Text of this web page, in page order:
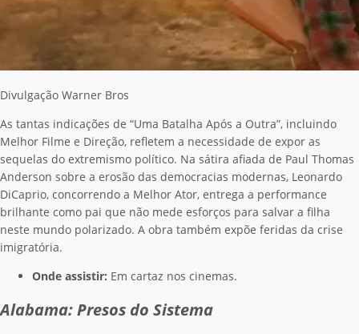
Divulgação Warner Bros
As tantas indicações de “Uma Batalha Após a Outra”, incluindo
Melhor Filme e Direção, refletem a necessidade de expor as
sequelas do extremismo político. Na sátira afiada de Paul Thomas
Anderson sobre a erosão das democracias modernas, Leonardo
DiCaprio, concorrendo a Melhor Ator, entrega a performance
brilhante como pai que não mede esforços para salvar a filha
neste mundo polarizado. A obra também expõe feridas da crise
imigratória.
Onde assistir: Em cartaz nos cinemas.
Alabama: Presos do Sistema